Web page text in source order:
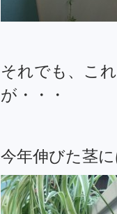
それでも、こ
が・・・
今年伸びた茎